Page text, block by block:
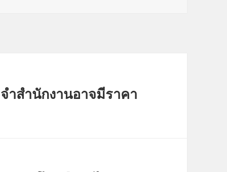
สำนักงานอาจมีราคา